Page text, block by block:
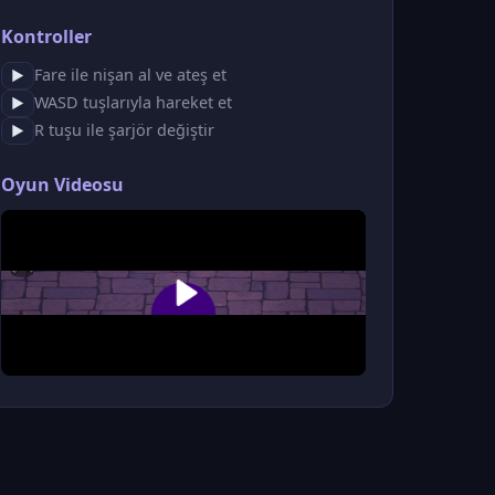
Kontroller
▶ Fare ile nişan al ve ateş et
▶ WASD tuşlarıyla hareket et
▶ R tuşu ile şarjör değiştir
Oyun Videosu